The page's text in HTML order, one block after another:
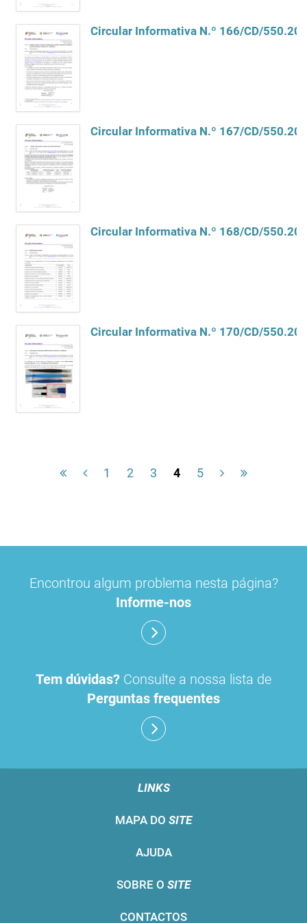
1 2 3 4 5
Encontrou algum problema nesta página?
Informe-nos
Tem dúvidas? Consulte a nossa lista de
Perguntas frequentes
LINKS
MAPA DO SITE
AJUDA
SOBRE O SITE
CONTACTOS